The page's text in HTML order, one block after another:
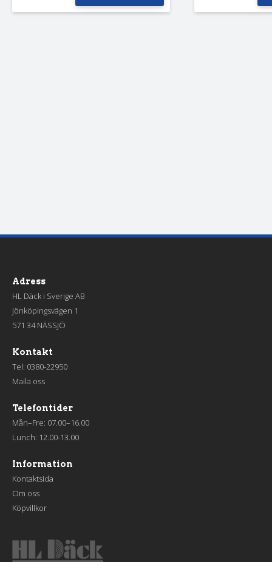
Adress
HL Däck i Sverige AB
Jönköpingsvägen 1
571 34 NÄSSJÖ
Kontakt
Tel: 0380-22950
Maila oss
Telefontider
Mån–Fre: 07.00–16.00
Lunch: 12.00-13.00
Information
Kontaktsida
Om oss
Köpvillkor